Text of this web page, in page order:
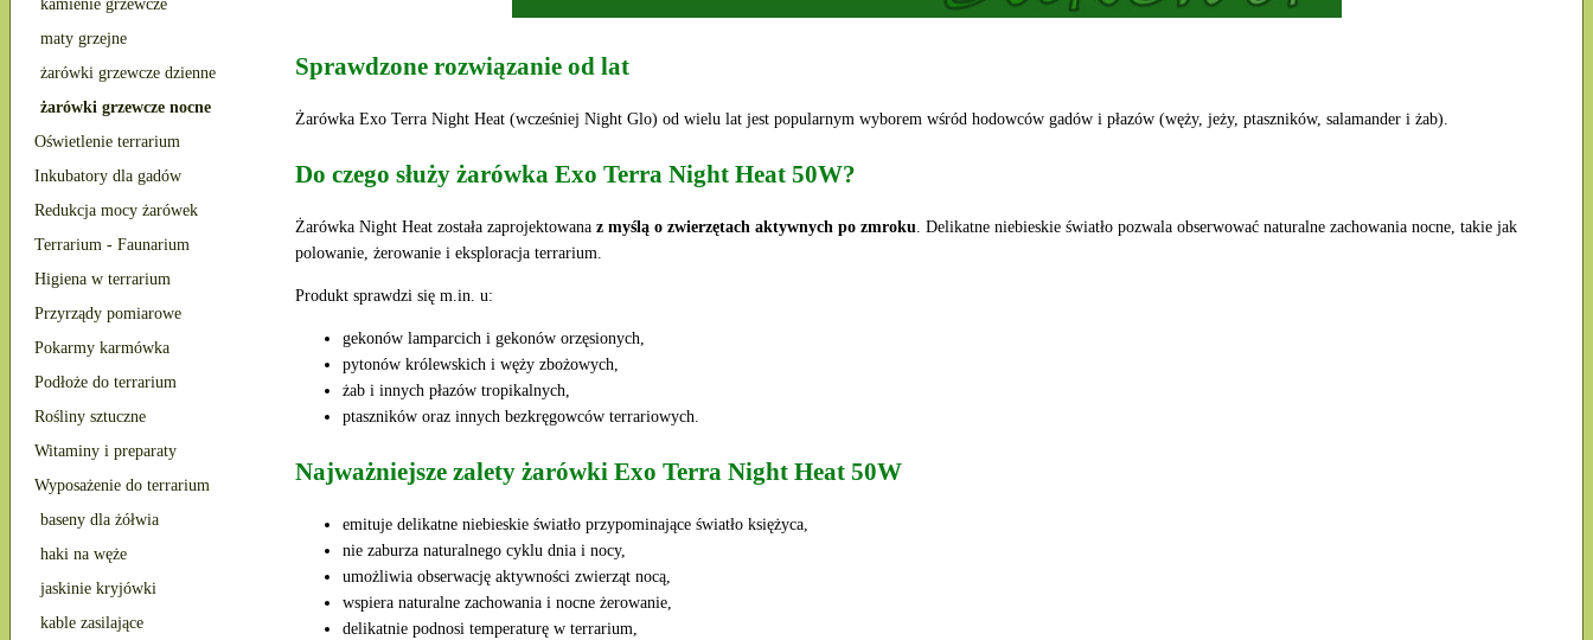
kamienie grzewcze
maty grzejne
żarówki grzewcze dzienne
żarówki grzewcze nocne
Oświetlenie terrarium
Inkubatory dla gadów
Redukcja mocy żarówek
Terrarium - Faunarium
Higiena w terrarium
Przyrządy pomiarowe
Pokarmy karmówka
Podłoże do terrarium
Rośliny sztuczne
Witaminy i preparaty
Wyposażenie do terrarium
baseny dla żółwia
haki na węże
jaskinie kryjówki
kable zasilające
Sprawdzone rozwiązanie od lat
Żarówka Exo Terra Night Heat (wcześniej Night Glo) od wielu lat jest popularnym wyborem wśród hodowców gadów i płazów (węży, jeży, ptaszników, salamander i żab).
Do czego służy żarówka Exo Terra Night Heat 50W?
Żarówka Night Heat została zaprojektowana z myślą o zwierzętach aktywnych po zmroku. Delikatne niebieskie światło pozwala obserwować naturalne zachowania nocne, takie jak
polowanie, żerowanie i eksploracja terrarium.
Produkt sprawdzi się m.in. u:
gekonów lamparcich i gekonów orzęsionych,
pytonów królewskich i węży zbożowych,
żab i innych płazów tropikalnych,
ptaszników oraz innych bezkręgowców terrariowych.
Najważniejsze zalety żarówki Exo Terra Night Heat 50W
emituje delikatne niebieskie światło przypominające światło księżyca,
nie zaburza naturalnego cyklu dnia i nocy,
umożliwia obserwację aktywności zwierząt nocą,
wspiera naturalne zachowania i nocne żerowanie,
delikatnie podnosi temperaturę w terrarium,